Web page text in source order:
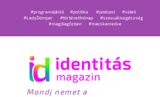
#programajánló #politika #podcast
#videó
#LadyDömper
#történetihónap
#szexuálisegészség
#magdiagőzben
#macskamedve
Mondj nemet a